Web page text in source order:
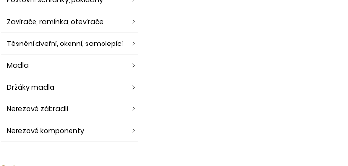
Zavírače, ramínka, otevírače
Těsnění dveřní, okenní, samolepící
Madla
Držáky madla
Nerezové zábradlí
Nerezové komponenty